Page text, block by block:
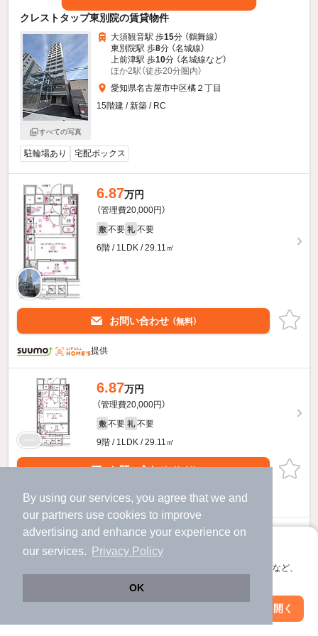
By using our services, you agree that we and
our partners use cookies to improve
advertising and enhance your experience on
our services.
Privacy Policy
OK
アプリに切り替えて、サクサクお部屋探し
会員登録なしですぐ使える。マップ検索やお気に入り保存など、
アプリを開く
クレストタップ東別院の賃貸物件
すべての写真
大須観音駅 歩15分 （鶴舞線）
東別院駅 歩8分 （名城線）
上前津駅 歩10分 （名城線など）
ほか2駅（徒歩20分圏内）
愛知県名古屋市中区橘２丁目
15階建 / 新築 / RC
駐輪場あり 宅配ボックス
6.87万円
（管理費20,000円）
敷 不要 礼 不要
6階 / 1LDK / 29.11㎡
お問い合わせ （無料）
提供
6.87万円
（管理費20,000円）
敷 不要 礼 不要
9階 / 1LDK / 29.11㎡
お問い合わせ
提供
クレストタップ東別院のすべての部屋を見る
絞り込み条件を変更